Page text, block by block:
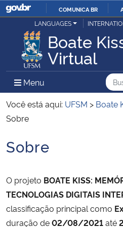
IR
COMUNICA BR
Ministério da Justiça e Segurança Pública
Ministério da Defesa
Ministério das Relações Exteriores
Ministério da Infraestrutura
Ministério da Agricultura, Pecuária e
Ministério da Educação
LANGUAGES
Boate
Virtual
Menu Menu Principal do
Você está aqui: UFSM > Boate
Sobre
Início do conteúdo
Sobre
O projeto BOATE KISS:
TECNOLOGIAS DIGITAIS
classificação principal como
duração de02/08/2021até